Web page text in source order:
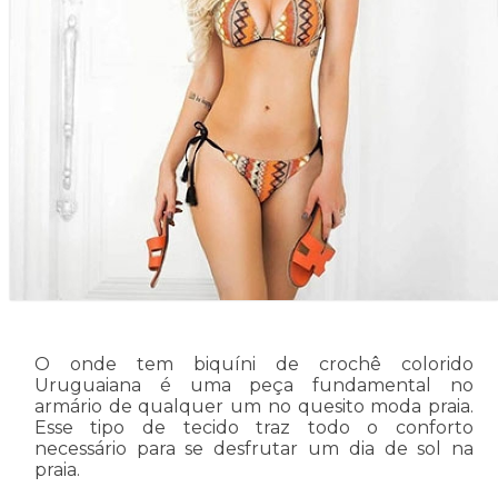
O onde tem biquíni de crochê colorido
Uruguaiana é uma peça fundamental no
armário de qualquer um no quesito moda praia.
Esse tipo de tecido traz todo o conforto
necessário para se desfrutar um dia de sol na
praia.